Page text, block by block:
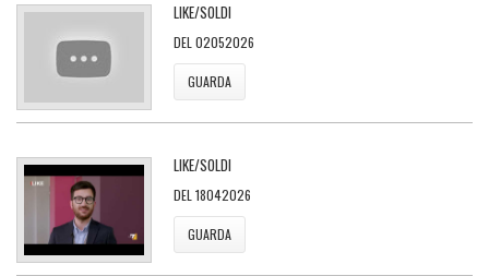
LIKE/SOLDI
DEL 02052026
GUARDA
LIKE/SOLDI
DEL 18042026
GUARDA